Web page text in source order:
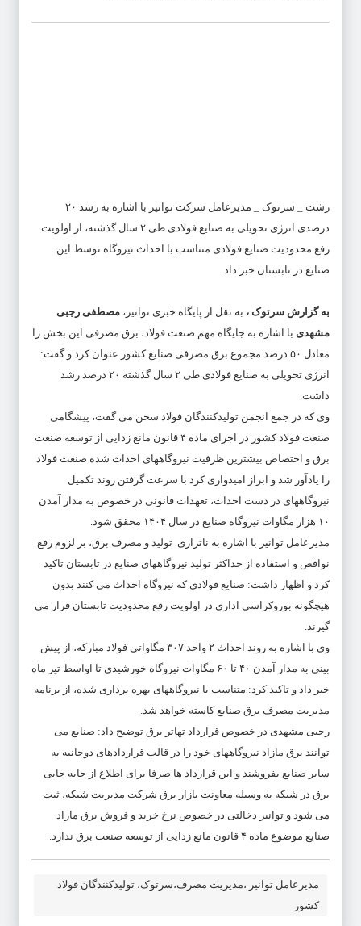
رشت _ سرتوک _ مدیرعامل شرکت توانیر با اشاره به رشد ٢٠
درصدی انرژی تحویلی به صنایع فولادی طی ٢ سال گذشته، از اولویت
رفع محدودیت صنایع فولادی متناسب با احداث نیروگاه توسط این
صنایع در تابستان خبر داد.
به گزارش سرتوک ، به نقل از پایگاه خبری توانیر، مصطفی رجبی
مشهدی با اشاره به جایگاه مهم صنعت فولاد، برق مصرفی این بخش را
معادل ۵٠ درصد مجموع برق مصرفی صنایع کشور عنوان کرد و گفت:
انرژی تحویلی به صنایع فولادی طی ٢ سال گذشته ٢٠ درصد رشد
داشت.
وی که در جمع انجمن تولیدکنندگان فولاد سخن می گفت، پیشگامی
صنعت فولاد کشور در اجرای ماده ۴ قانون مانع زدایی از توسعه صنعت
برق و اختصاص بیشترین ظرفیت نیروگاههای احداث شده صنعت فولاد
را یادآور شد و ابراز امیدواری کرد با سرعت گرفتن روند تکمیل
نیروگاههای در دست احداث، تعهدات قانونی در خصوص به مدار آمدن
١٠ هزار مگاوات نیروگاه صنایع در سال ١۴٠۴ محقق شود.
مدیرعامل توانیر با اشاره به ناترازی تولید و مصرف برق، بر لزوم رفع
نواقص و استفاده از حداکثر تولید نیروگاههای صنایع در تابستان تاکید
کرد و اظهار داشت: صنایع فولادی که نیروگاه احداث می کنند بدون
هیچگونه بوروکراسی اداری در اولویت رفع محدودیت تابستان قرار می
گیرند.
وی با اشاره به روند احداث ٢ واحد ٣٠٧ مگاواتی فولاد مبارکه، از پیش
بینی به مدار آمدن ۴٠ تا ۶٠ مگاوات نیروگاه خورشیدی تا اواسط تیر ماه
خبر داد و تاکید کرد: متناسب با نیروگاههای بهره برداری شده، از برنامه
مدیریت مصرف برق صنایع کاسته خواهد شد.
رجبی مشهدی در خصوص قرارداد تهاتر برق توضیح داد: صنایع می
توانند برق مازاد نیروگاههای خود را در قالب قراردادهای دوجانبه به
سایر صنایع بفروشند و این قرارداد ها صرفا برای اطلاع از جابه جایی
برق در شبکه به وسیله معاونت بازار برق شرکت مدیریت شبکه، ثبت
می شود و توانیر دخالتی در خصوص نرخ خرید و فروش برق مازاد
صنایع موضوع ماده ۴ قانون مانع زدایی از توسعه صنعت برق ندارد.
مدیرعامل توانیر ،مدیریت مصرف،سرتوک، تولیدکنندگان فولاد
کشور